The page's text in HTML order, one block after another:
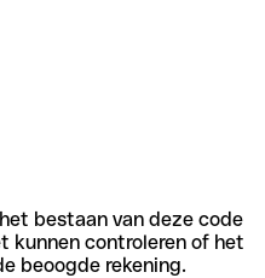
bestaan van deze code
kunnen controleren of het
beoogde rekening.